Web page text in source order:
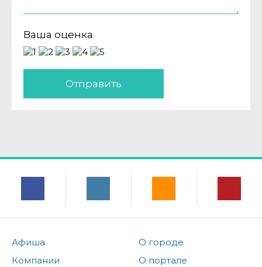
Ваша оценка
Отправить
Афиша
Компании
О городе
О портале